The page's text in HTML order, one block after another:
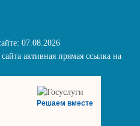
07.08.2026
активная прямая ссылка на
Решаем вместе